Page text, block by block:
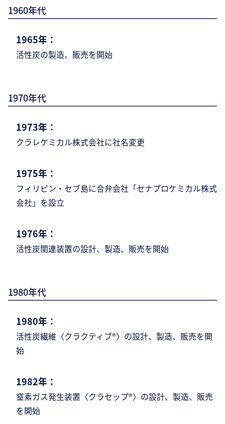
1960年代
1965年：
活性炭の製造、販売を開始
1970年代
1973年：
クラレケミカル株式会社に社名変更
1975年：
フィリピン・セブ島に合弁会社「セナプロケミカル株式
会社」を設立
1976年：
活性炭関連装置の設計、製造、販売を開始
1980年代
1980年：
活性炭繊維〈クラクティブ®〉の設計、製造、 販売を開
始
1982年：
窒素ガス発生装置〈クラセップ®〉の設計、製造、販売
を開始